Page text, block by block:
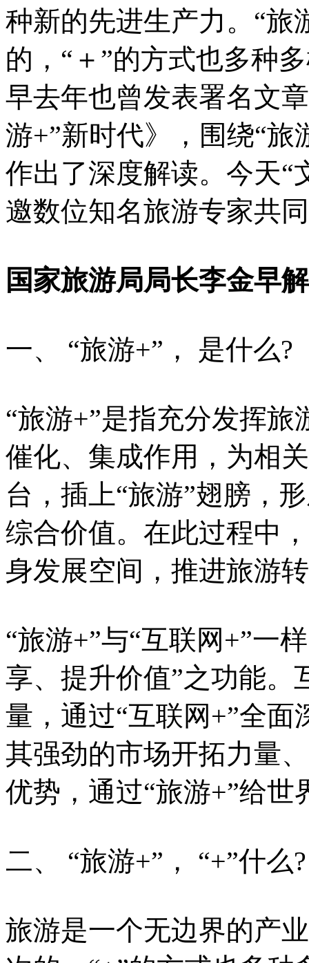
种新的先进生产力。“旅
的，“＋”的方式也多种
早去年也曾发表署名文
游+”新时代》，围绕“
作出了深度解读。今天“
邀数位知名旅游专家共
国家旅游局局长李金早
一、 “旅游+”， 是什么?
“旅游+”是指充分发挥
催化、集成作用，为相
台，插上“旅游”翅膀，
综合价值。在此过程中
身发展空间，推进旅游
“旅游+”与“互联网+”一
享、提升价值”之功能。
量，通过“互联网+”全
其强劲的市场开拓力量
优势，通过“旅游+”给世
二、 “旅游+”， “+”什么?
旅游是一个无边界的产